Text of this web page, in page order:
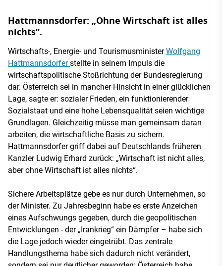
Hattmannsdorfer: „Ohne Wirtschaft ist alles
nichts“.
Wirtschafts-, Energie- und TourismusministerWolfgang
Hattmannsdorferstellte in seinem Impuls die
wirtschaftspolitische Stoßrichtung der Bundesregierung
dar. Österreich sei in mancher Hinsicht in einer glücklichen
Lage, sagte er: sozialer Frieden, ein funktionierender
Sozialstaat und eine hohe Lebensqualität seien wichtige
Grundlagen. Gleichzeitig müsse man gemeinsam daran
arbeiten, die wirtschaftliche Basis zu sichern.
Hattmannsdorfer griff dabei auf Deutschlands früheren
Kanzler Ludwig Erhard zurück: „Wirtschaft ist nicht alles,
aber ohne Wirtschaft ist alles nichts“.
Sichere Arbeitsplätze gebe es nur durch Unternehmen, so
der Minister. Zu Jahresbeginn habe es erste Anzeichen
eines Aufschwungs gegeben, durch die geopolitischen
Entwicklungen - der „Irankrieg“ ein Dämpfer – habe sich
die Lage jedoch wieder eingetrübt. Das zentrale
Handlungsthema habe sich dadurch nicht verändert,